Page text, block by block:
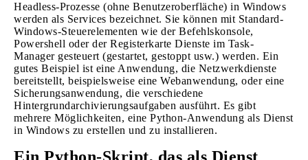
Headless-Prozesse (ohne Benutzeroberfläche) in Windows
werden als Services bezeichnet. Sie können mit Standard-
Windows-Steuerelementen wie der Befehlskonsole,
Powershell oder der Registerkarte Dienste im Task-
Manager gesteuert (gestartet, gestoppt usw.) werden. Ein
gutes Beispiel ist eine Anwendung, die Netzwerkdienste
bereitstellt, beispielsweise eine Webanwendung, oder eine
Sicherungsanwendung, die verschiedene
Hintergrundarchivierungsaufgaben ausführt. Es gibt
mehrere Möglichkeiten, eine Python-Anwendung als Dienst
in Windows zu erstellen und zu installieren.